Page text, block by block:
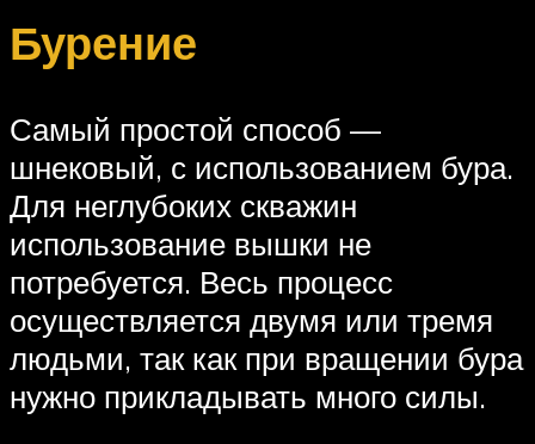
Бурение
Самый простой способ —
шнековый, с использованием бура.
Для неглубоких скважин
использование вышки не
потребуется. Весь процесс
осуществляется двумя или тремя
людьми, так как при вращении бура
нужно прикладывать много силы.